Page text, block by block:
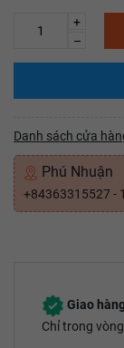
+
–
Danh sách cửa
Phú Nhuận
+84363315527 -
Giao
Chỉ trong